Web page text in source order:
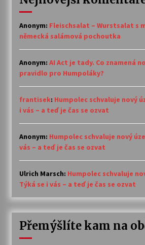
Anonym: Fleischsalat – Wurstsalat s
německá salámová pochoutka
Anonym: AI Act je tady. Co znamená
pravidlo pro Humpoláky?
frantisek: Humpolec schvaluje nový
i vás – a teď je čas se ozvat
Anonym: Humpolec schvaluje nový
vás – a teď je čas se ozvat
Ulrich Marsch: Humpolec schvaluje
Týká se i vás – a teď je čas se ozvat
Přemýšlíte kam na